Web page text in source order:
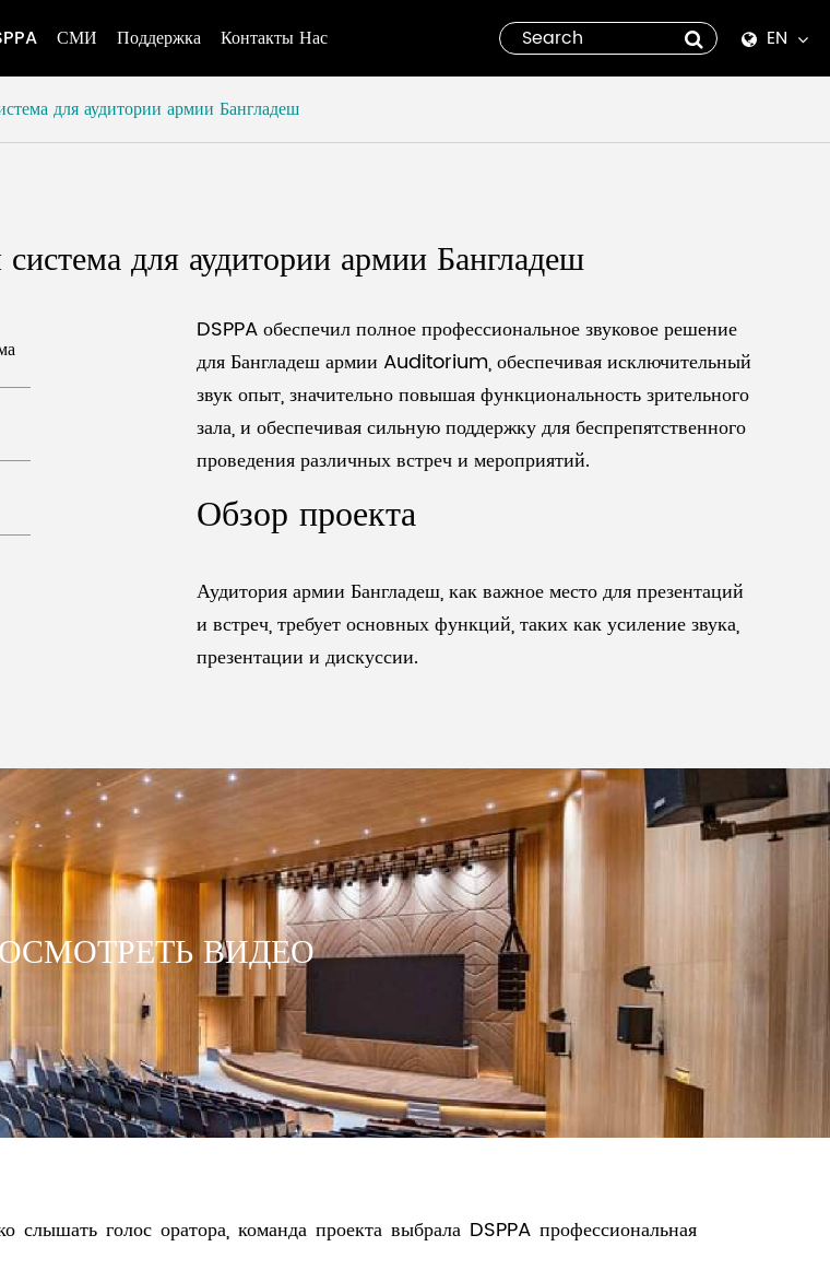
СМИ Поддержка Контакты Нас
EN
Español
tiếng việt
Pilipino
বাঙালি
для аудитории армии Бангладеш
для аудитории армии Бангладеш
DSPPA обеспечил полное профессиональное звуковое решение
для Бангладеш армии Auditorium, обеспечивая исключительный
звук опыт, значительно повышая функциональность зрительного
зала, и обеспечивая сильную поддержку для беспрепятственного
проведения различных встреч и мероприятий.
Обзор проекта
Аудитория армии Бангладеш, как важное место для презентаций
и встреч, требует основных функций, таких как усиление звука,
презентации и дискуссии.
ВИДЕО
голос оратора, команда проекта выбрала DSPPA профессиональная